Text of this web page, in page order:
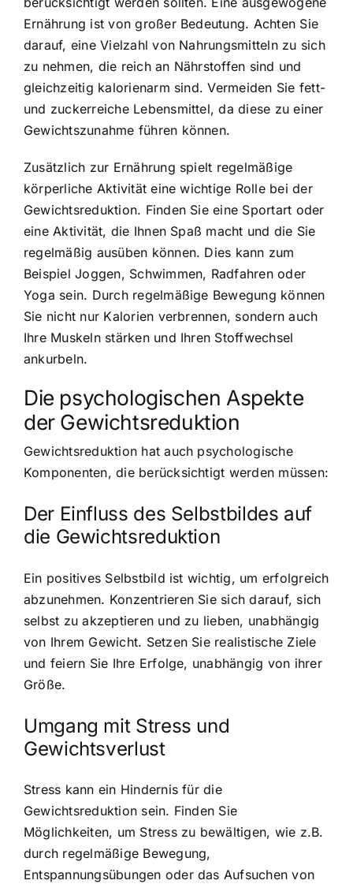
Ernährung ist von großer Bedeutung. Achten Sie
darauf, eine Vielzahl von Nahrungsmitteln zu sich
zu nehmen, die reich an Nährstoffen sind und
gleichzeitig kalorienarm sind. Vermeiden Sie fett-
und zuckerreiche Lebensmittel, da diese zu einer
Gewichtszunahme führen können.
Zusätzlich zur Ernährung spielt regelmäßige
körperliche Aktivität eine wichtige Rolle bei der
Gewichtsreduktion. Finden Sie eine Sportart oder
eine Aktivität, die Ihnen Spaß macht und die Sie
regelmäßig ausüben können. Dies kann zum
Beispiel Joggen, Schwimmen, Radfahren oder
Yoga sein. Durch regelmäßige Bewegung können
Sie nicht nur Kalorien verbrennen, sondern auch
Ihre Muskeln stärken und Ihren Stoffwechsel
ankurbeln.
Die psychologischen Aspekte
der Gewichtsreduktion
Gewichtsreduktion hat auch psychologische
Komponenten, die berücksichtigt werden müssen:
Der Einfluss des Selbstbildes auf
die Gewichtsreduktion
Ein positives Selbstbild ist wichtig, um erfolgreich
abzunehmen. Konzentrieren Sie sich darauf, sich
selbst zu akzeptieren und zu lieben, unabhängig
von Ihrem Gewicht. Setzen Sie realistische Ziele
und feiern Sie Ihre Erfolge, unabhängig von ihrer
Größe.
Umgang mit Stress und
Gewichtsverlust
Stress kann ein Hindernis für die
Gewichtsreduktion sein. Finden Sie
Möglichkeiten, um Stress zu bewältigen, wie z.B.
durch regelmäßige Bewegung,
Entspannungsübungen oder das Aufsuchen von